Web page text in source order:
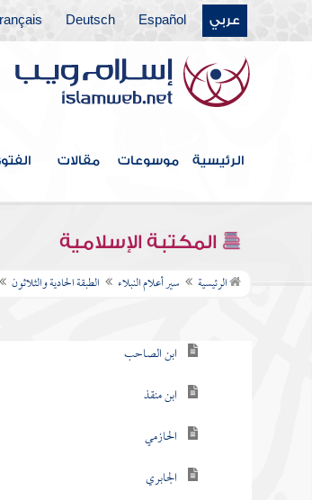
عربي Español
Deutsch
الرئيسية موسوعات مقالات
المكتبة الإسلامية
الرئيسية سير أعلام النبلاء الطبقة الحادية والثلاثون
الطبقة الخامسة والعشرون
الطبقة السادسة والعشرون
الطبقة السابعة والعشرون
الطبقة الثامنة والعشرون
الطبقة التاسعة والعشرون
الطبقة الثلاثون
الطبقة الحادية والثلاثون
ابن الصاحب
ابن منقذ
الحازمي
الجابري